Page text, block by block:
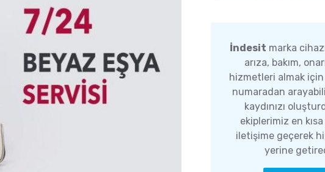
İndesit marka
arıza, bakım,
hizmetleri almak için
numaradan
kaydınızı
ekiplerimiz en
iletişime geçerek
yerine